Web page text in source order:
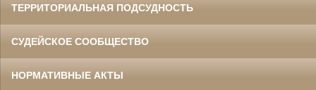
ТЕРРИТОРИАЛЬНАЯ ПОДСУДНОСТЬ
СУДЕЙСКОЕ СООБЩЕСТВО
НОРМАТИВНЫЕ АКТЫ